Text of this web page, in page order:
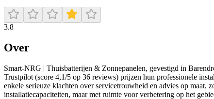
3.8
Over
Smart‑NRG | Thuisbatterijen & Zonnepanelen, gevestigd in
Trustpilot (score 4,1/5 op 36 reviews) prijzen hun professionele
enkele serieuze klachten over servicetrouwheid en advies op maat,
installatiecapaciteiten, maar met ruimte voor verbetering op het